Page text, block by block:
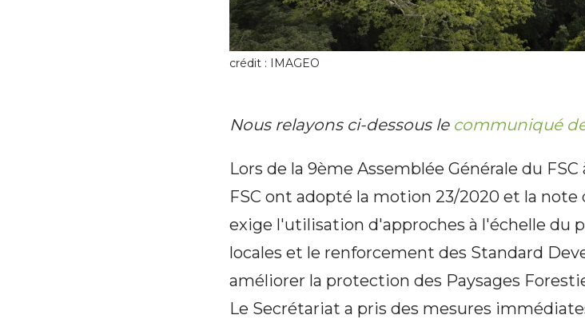
crédit : IMAGEO
Nous relayons ci-dessous le communiqué
Lors de la 9ème Assemblée Générale du
FSC ont adopté la motion 23/2020 et la
exige l'utilisation d'approches à l'échelle du
locales et le renforcement des Standard
améliorer la protection des Paysages
Le Secrétariat a pris des mesures